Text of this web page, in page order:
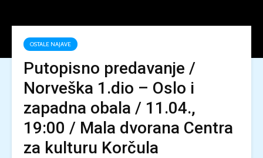
OSTALE NAJAVE
Putopisno predavanje /
Norveška 1.dio – Oslo i
zapadna obala / 11.04.,
19:00 / Mala dvorana Centra
za kulturu Korčula